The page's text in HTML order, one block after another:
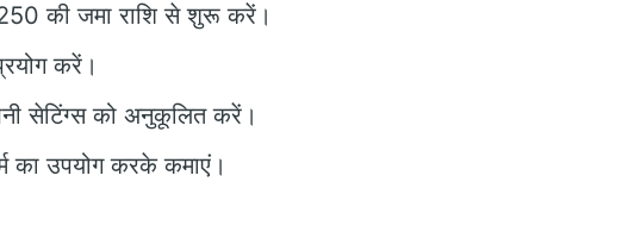
की जमा राशि से शुरू करें।
करें।
सेटिंग्स को अनुकूलित करें।
का उपयोग करके कमाएं।